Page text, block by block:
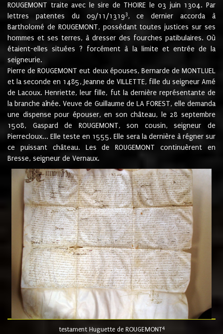
ROUGEMONT traite avec le sire de THOIRE le 03 juin 1304. Par
lettres patentes du 09/11/13193, ce dernier accorda à
Bartholomé de ROUGEMONT, possédant toutes justices sur ses
hommes et ses terres, à dresser des fourches patibulaires. Où
étaient-elles situées ? forcément à la limite et entrée de la
seigneurie.
Pierre de ROUGEMONT eut deux épouses, Bernarde de MONTLUEL
et la seconde en 1485, Jeanne de VILLETTE, fille du seigneur Amé
de Lacoux. Henriette, leur fille, fut la dernière représentante de
la branche aînée. Veuve de Guillaume de LA FOREST, elle demanda
une dispense pour épouser, en son château, le 28 septembre
1508, Gaspard de ROUGEMONT, son cousin, seigneur de
Pierrecloux... Elle teste en 1555. Elle sera la dernière à régner sur
ce puissant château. Les de ROUGEMONT continuèrent en
Bresse, seigneur de Vernaux.
testament Huguette de ROUGEMONT4